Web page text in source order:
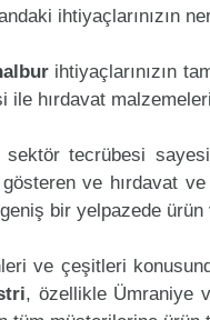
ihtiyaçlarınızın
ihtiyaçlarınızın
ile hırdavat
sektör tecrübesi
gösteren ve hırdavat
bir yelpazede
ve çeşitleri
, özellikle Ümraniye